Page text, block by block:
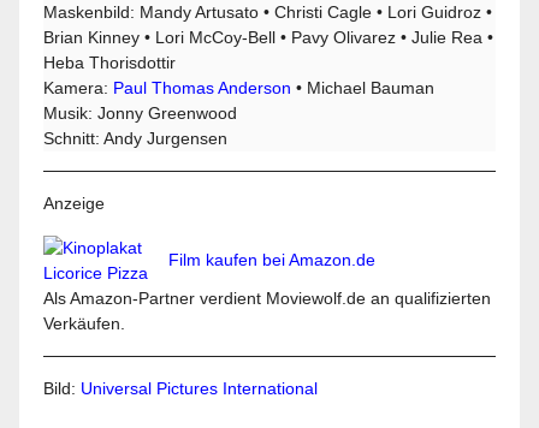
Maskenbild: Mandy Artusato • Christi Cagle • Lori Guidroz •
Brian Kinney • Lori McCoy-Bell • Pavy Olivarez • Julie Rea •
Heba Thorisdottir
Kamera: Paul Thomas Anderson • Michael Bauman
Musik: Jonny Greenwood
Schnitt: Andy Jurgensen
Anzeige
Film kaufen bei Amazon.de
Als Amazon-Partner verdient Moviewolf.de an qualifizierten
Verkäufen.
Bild: Universal Pictures International